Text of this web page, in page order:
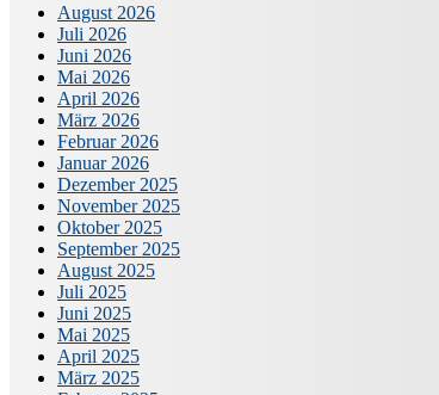
August 2026
Juli 2026
Juni 2026
Mai 2026
April 2026
März 2026
Februar 2026
Januar 2026
Dezember 2025
November 2025
Oktober 2025
September 2025
August 2025
Juli 2025
Juni 2025
Mai 2025
April 2025
März 2025